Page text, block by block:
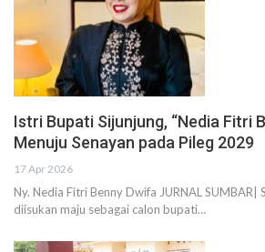
Istri Bupati Sijunjung, “Nedia Fitri
Menuju Senayan pada Pileg 2029
17 Apr 2026
Ny. Nedia Fitri Benny Dwifa JURNAL SUMBAR|
diisukan maju sebagai calon bupati…